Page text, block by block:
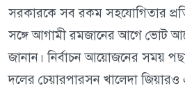
সরকারকে সব রকম সহযোগিতার
সঙ্গে আগামী রমজানের আগে ভোট
জানান। নির্বাচন আয়োজনের সময়
দলের চেয়ারপারসন খালেদা